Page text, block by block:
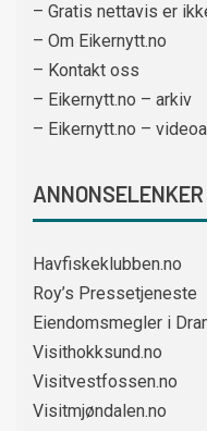
– Gratis nettavis er
– Om Eikernytt.no
– Kontakt oss
– Eikernytt.no – arkiv
– Eikernytt.no –
ANNONSELENKER
Havfiskeklubben.no
Roy’s Pressetjeneste
Eiendomsmegler i
Visithokksund.no
Visitvestfossen.no
Visitmjøndalen.no